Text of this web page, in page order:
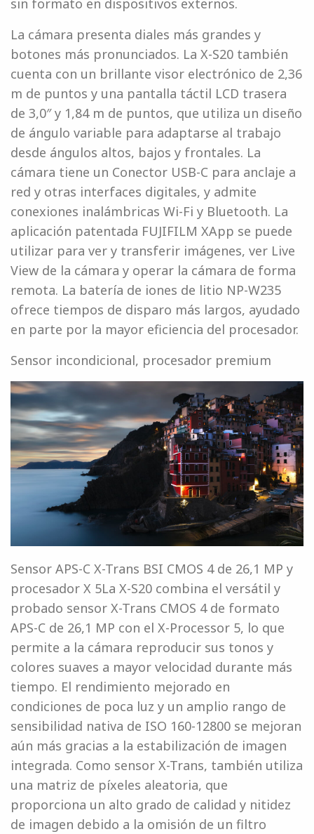
sin formato en dispositivos externos.
La cámara presenta diales más grandes y
botones más pronunciados. La X-S20 también
cuenta con un brillante visor electrónico de 2,36
m de puntos y una pantalla táctil LCD trasera
de 3,0″ y 1,84 m de puntos, que utiliza un diseño
de ángulo variable para adaptarse al trabajo
desde ángulos altos, bajos y frontales. La
cámara tiene un Conector USB-C para anclaje a
red y otras interfaces digitales, y admite
conexiones inalámbricas Wi-Fi y Bluetooth. La
aplicación patentada FUJIFILM XApp se puede
utilizar para ver y transferir imágenes, ver Live
View de la cámara y operar la cámara de forma
remota. La batería de iones de litio NP-W235
ofrece tiempos de disparo más largos, ayudado
en parte por la mayor eficiencia del procesador.
Sensor incondicional, procesador premium
Sensor APS-C X-Trans BSI CMOS 4 de 26,1 MP y
procesador X 5La X-S20 combina el versátil y
probado sensor X-Trans CMOS 4 de formato
APS-C de 26,1 MP con el X-Processor 5, lo que
permite a la cámara reproducir sus tonos y
colores suaves a mayor velocidad durante más
tiempo. El rendimiento mejorado en
condiciones de poca luz y un amplio rango de
sensibilidad nativa de ISO 160-12800 se mejoran
aún más gracias a la estabilización de imagen
integrada. Como sensor X-Trans, también utiliza
una matriz de píxeles aleatoria, que
proporciona un alto grado de calidad y nitidez
de imagen debido a la omisión de un filtro